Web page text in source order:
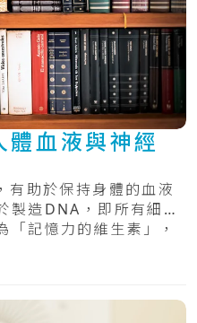
血液與神經
有助於保持身體的血液
製造DNA，即所有細
「記憶力的維生素」，